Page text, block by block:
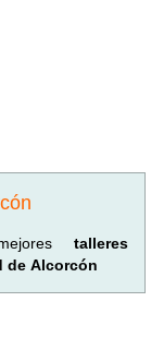
talleres
de Alcorcón